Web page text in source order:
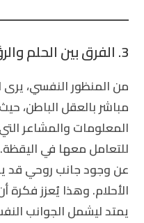
3. الفرق بين الحلم والرؤيا من منظور علم النفس
من المنظور النفسي، يرى
مباشر بالعقل الباطن،
المعلومات والمشاعر
للتعامل معها في
عن وجود جانب روحي قد
الأحلام. وهذا يُعزز فكرة
يمتد ليشمل الجوانب